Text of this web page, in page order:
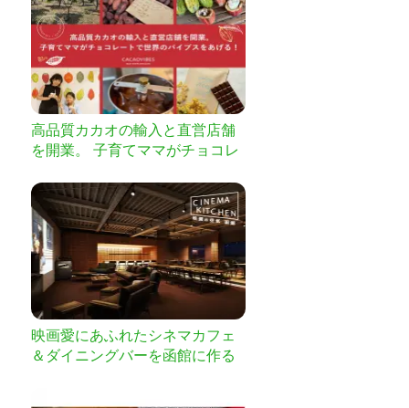
高品質カカオの輸入と直営店舗
を開業。 子育てママがチョコレ
る！
映画愛にあふれたシネマカフェ
＆ダイニングバーを函館に作る